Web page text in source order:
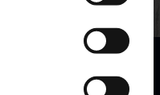
at være blevet